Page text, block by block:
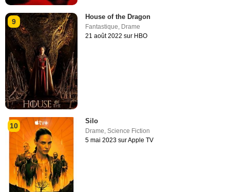
9
House of the Dragon
Fantastique Drame
21 août 2022 sur HBO
10
Silo
Drame,Science Fiction
5 mai 2023 sur Apple TV